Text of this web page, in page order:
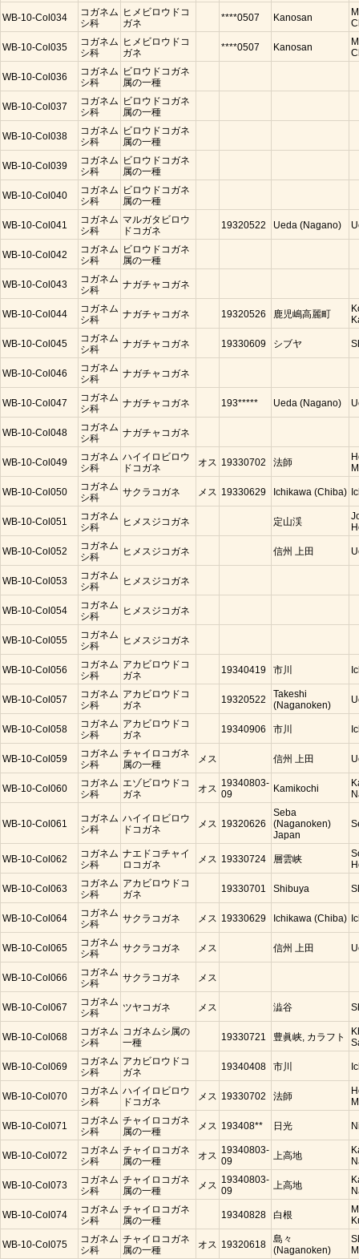
WB-10-Col034
コガネム
シ科
ヒメビロウドコ
ガネ
****0507 Kanosan
WB-10-Col035
コガネム
シ科
ヒメビロウドコ
ガネ
****0507 Kanosan
WB-10-Col036
コガネム
シ科
ビロウドコガネ
属の一種
WB-10-Col037
コガネム
シ科
ビロウドコガネ
属の一種
WB-10-Col038
コガネム
シ科
ビロウドコガネ
属の一種
WB-10-Col039
コガネム
シ科
ビロウドコガネ
属の一種
WB-10-Col040
コガネム
シ科
ビロウドコガネ
属の一種
WB-10-Col041
コガネム
シ科
マルガタビロウ
ドコガネ
19320522 Ueda (Nagano)
WB-10-Col042
コガネム
シ科
ビロウドコガネ
属の一種
WB-10-Col043
コガネム
シ科
ナガチャコガネ
WB-10-Col044
コガネム
シ科
ナガチャコガネ 19320526 鹿児嶋高麗町
WB-10-Col045
コガネム
シ科
ナガチャコガネ 19330609 シブヤ
WB-10-Col046
コガネム
シ科
ナガチャコガネ
WB-10-Col047
コガネム
シ科
ナガチャコガネ 193***** Ueda (Nagano)
WB-10-Col048
コガネム
シ科
ナガチャコガネ
WB-10-Col049
コガネム
シ科
ハイイロビロウ
ドコガネ
オス 19330702 法師
WB-10-Col050
コガネム
シ科
サクラコガネ メス 19330629 Ichikawa (Chiba)
WB-10-Col051
コガネム
シ科
ヒメスジコガネ 定山渓
WB-10-Col052
コガネム
シ科
ヒメスジコガネ 信州 上田
WB-10-Col053
コガネム
シ科
ヒメスジコガネ
WB-10-Col054
コガネム
シ科
ヒメスジコガネ
WB-10-Col055
コガネム
シ科
ヒメスジコガネ
WB-10-Col056
コガネム
シ科
アカビロウドコ
ガネ
19340419 市川
WB-10-Col057
コガネム
シ科
アカビロウドコ
ガネ
19320522
Takeshi
(Naganoken)
WB-10-Col058
コガネム
シ科
アカビロウドコ
ガネ
19340906 市川
WB-10-Col059
コガネム
シ科
チャイロコガネ
属の一種
メス 信州 上田
WB-10-Col060
コガネム
シ科
エゾビロウドコ
ガネ
オス 19340803-
09
Kamikochi
WB-10-Col061
コガネム
シ科
ハイイロビロウ
ドコガネ
メス 19320626
Seba
(Naganoken)
Japan
WB-10-Col062
コガネム
シ科
ナエドコチャイ
ロコガネ
メス 19330724 層雲峡
WB-10-Col063
コガネム
シ科
アカビロウドコ
ガネ
19330701 Shibuya
WB-10-Col064
コガネム
シ科
サクラコガネ メス 19330629 Ichikawa (Chiba)
WB-10-Col065
コガネム
シ科
サクラコガネ メス 信州 上田
WB-10-Col066
コガネム
シ科
サクラコガネ メス
WB-10-Col067
コガネム
シ科
ツヤコガネ メス 澁谷
WB-10-Col068
コガネム
シ科
コガネムシ属の
一種
19330721 豊眞峡, カラフト
WB-10-Col069
コガネム
シ科
アカビロウドコ
ガネ
19340408 市川
WB-10-Col070
コガネム
シ科
ハイイロビロウ
ドコガネ
メス 19330702 法師
WB-10-Col071
コガネム
シ科
チャイロコガネ
属の一種
メス 193408** 日光
WB-10-Col072
コガネム
シ科
チャイロコガネ
属の一種
オス 19340803-
09
上高地
WB-10-Col073
コガネム
シ科
チャイロコガネ
属の一種
メス 19340803-
09
上高地
WB-10-Col074
コガネム
シ科
チャイロコガネ
属の一種
19340828 白根
WB-10-Col075
コガネム
シ科
チャイロコガネ
属の一種
オス 19320618
島々
(Naganoken)